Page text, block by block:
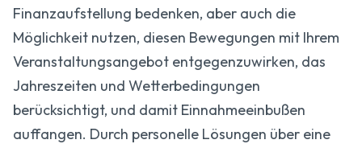
Finanzaufstellung bedenken, aber auch die
Möglichkeit nutzen, diesen Bewegungen mit Ihrem
Veranstaltungsangebot entgegenzuwirken, das
Jahreszeiten und Wetterbedingungen
berücksichtigt, und damit Einnahmeeinbußen
auffangen. Durch personelle Lösungen über eine